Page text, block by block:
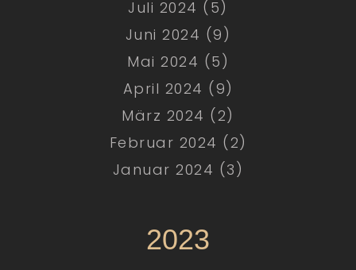
Juli 2024 (5)
Juni 2024 (9)
Mai 2024 (5)
April 2024 (9)
März 2024 (2)
Februar 2024 (2)
Januar 2024 (3)
2023